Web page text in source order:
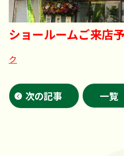
ショールームご来店
ク
次の記事 一覧